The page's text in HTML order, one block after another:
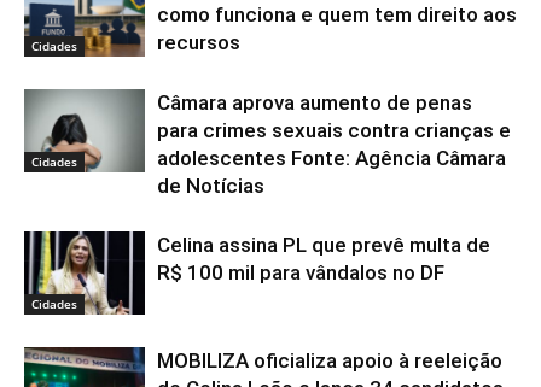
Cidades
como funciona e quem tem direito aos
recursos
Cidades
Câmara aprova aumento de penas
para crimes sexuais contra crianças e
adolescentes Fonte: Agência Câmara
de Notícias
Cidades
Celina assina PL que prevê multa de
R$ 100 mil para vândalos no DF
MOBILIZA oficializa apoio à reeleição